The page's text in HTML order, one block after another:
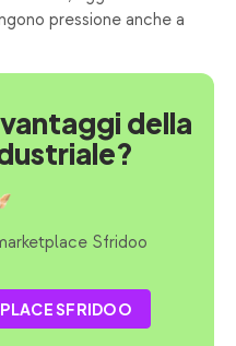
pressione anche a
della
Sfridoo
SFRIDOO